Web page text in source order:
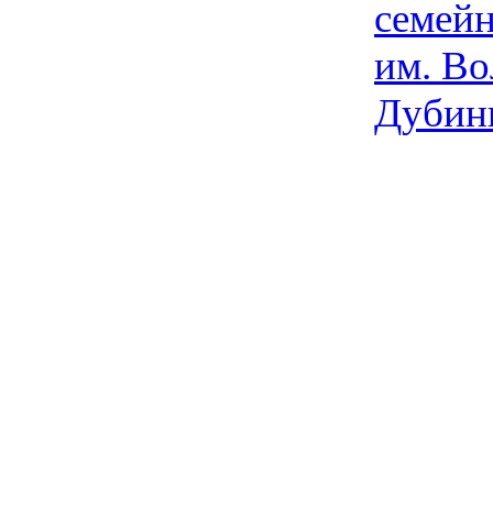
им.